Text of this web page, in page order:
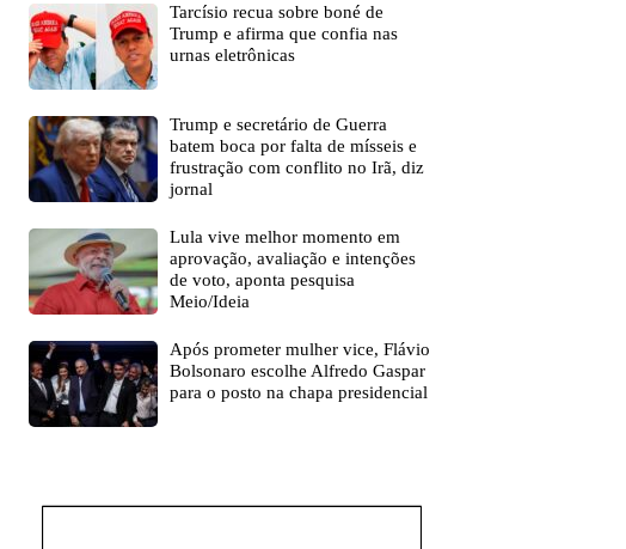
Tarcísio recua sobre boné de
Trump e afirma que confia nas
urnas eletrônicas
Trump e secretário de Guerra
batem boca por falta de mísseis e
frustração com conflito no Irã, diz
jornal
Lula vive melhor momento em
aprovação, avaliação e intenções
de voto, aponta pesquisa
Meio/Ideia
Após prometer mulher vice, Flávio
Bolsonaro escolhe Alfredo Gaspar
para o posto na chapa presidencial